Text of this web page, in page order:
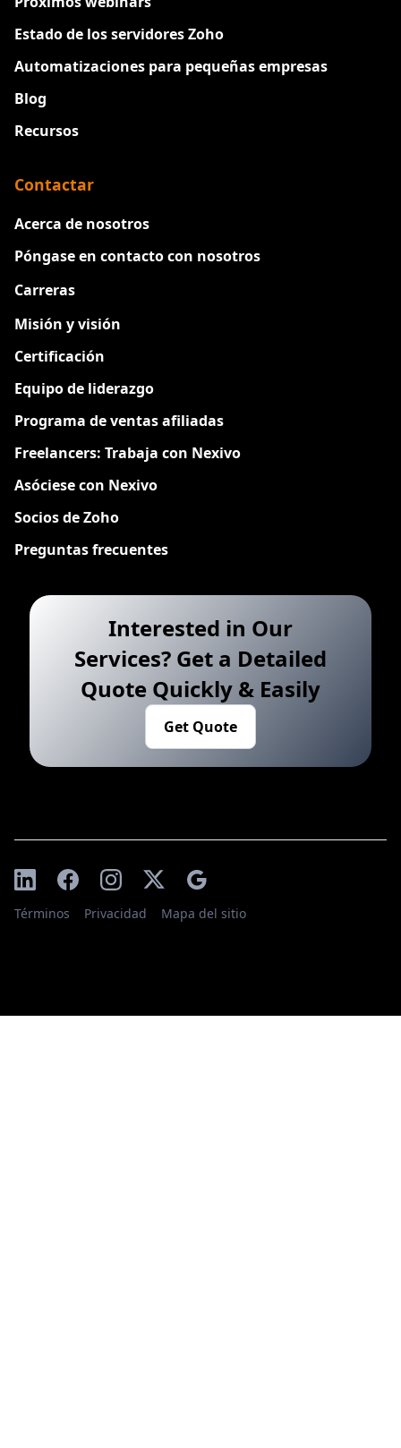
Estado de los servidores Zoho
Automatizaciones para pequeñas empresas
Blog
Recursos
Contactar
Acerca de nosotros
Póngase en contacto con nosotros
Carreras
Misión y visión
Certificación
Equipo de liderazgo
Programa de ventas afiliadas
Freelancers: Trabaja con Nexivo
Asóciese con Nexivo
Socios de Zoho
Preguntas frecuentes
Interested in Our
Services? Get a Detailed
Quote Quickly & Easily
Get Quote
Términos Privacidad Mapa del sitio